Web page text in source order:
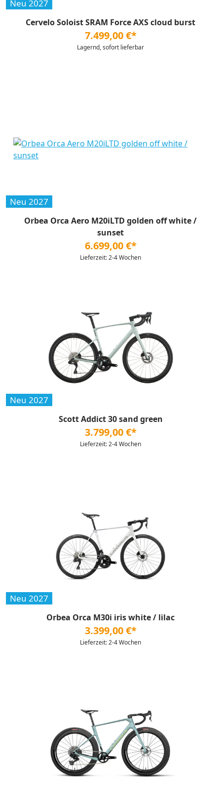
Neu 2027
Cervelo Soloist SRAM Force AXS cloud burst
7.499,00 €*
Lagernd, sofort lieferbar
Neu 2027
Orbea Orca Aero M20iLTD golden off white /
sunset
6.699,00 €*
Lieferzeit: 2-4 Wochen
Neu 2027
Scott Addict 30 sand green
3.799,00 €*
Lieferzeit: 2-4 Wochen
Neu 2027
Orbea Orca M30i iris white / lilac
3.399,00 €*
Lieferzeit: 2-4 Wochen